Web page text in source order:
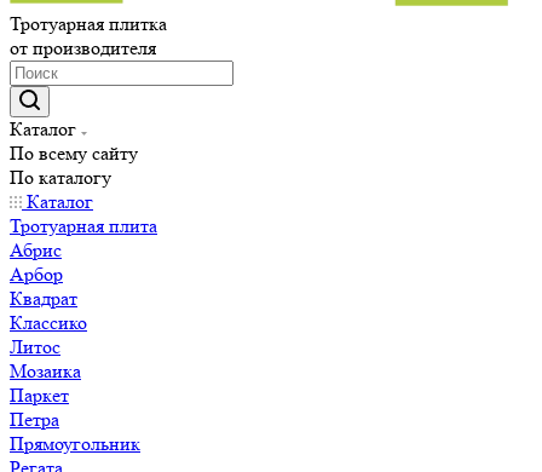
Тротуарная плитка
от производителя
Каталог
По всему сайту
По каталогу
Каталог
Тротуарная плита
Абрис
Арбор
Квадрат
Классико
Литос
Мозаика
Паркет
Петра
Прямоугольник